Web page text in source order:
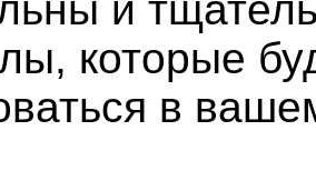
которые
в